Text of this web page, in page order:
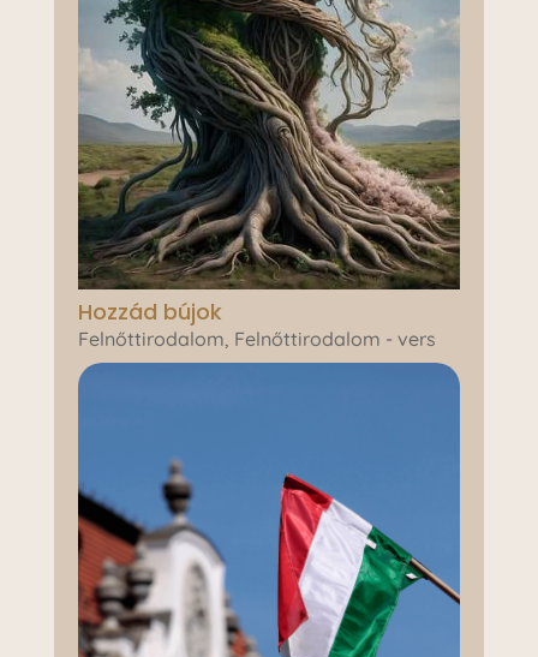
Hozzád bújok
Felnőttirodalom, Felnőttirodalom - vers